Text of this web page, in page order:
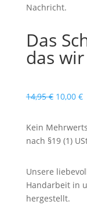
Nachricht.
Das
das wir
14,95€
war:
14,95 €
10,00 €
Kein
nach §19 (1)
Unsere
Handarbeit in
hergestellt.